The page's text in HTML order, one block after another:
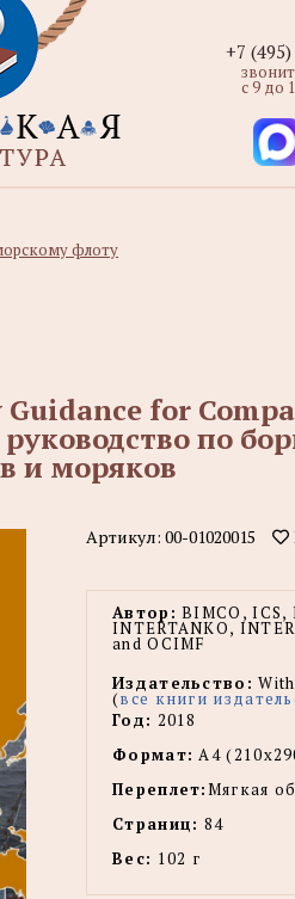
+7
с 9 до
флоту
for
по
и моряков
Артикул: 00-01020015
Автор: BIMCO, ICS,
INTERTANKO,
and OCIMF
Издательство:
(все книги
Год: 2018
Формат: А4
Переплет:Мягкая
Страниц: 84
Вес: 102 г